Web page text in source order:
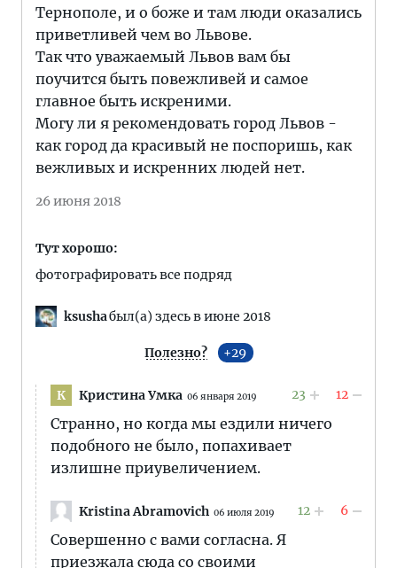
Тернополе, и о боже и там люди оказались
приветливей чем во Львове.
Так что уважаемый Львов вам бы
поучится быть повежливей и самое
главное быть искреними.
Могу ли я рекомендовать город Львов -
как город да красивый не поспоришь, как
вежливых и искренних людей нет.
26 июня 2018
Тут хорошо:
фотографировать все подряд
ksushaбыл(а) здесь в июне 2018
Полезно? 29
К Кристина Умка 06 января 2019 23 12
Странно, но когда мы ездили ничего
подобного не было, попахивает
излишне приувеличением.
Kristina Abramovich 06 июля 2019 12 6
Совершенно с вами согласна. Я
приезжала сюда со своими